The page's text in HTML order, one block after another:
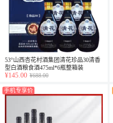
53°山西杏花村酒集团清花珍品30清香
型白酒粮食酒475ml*6瓶整箱装
¥145.00 ¥688.00
手机专享价